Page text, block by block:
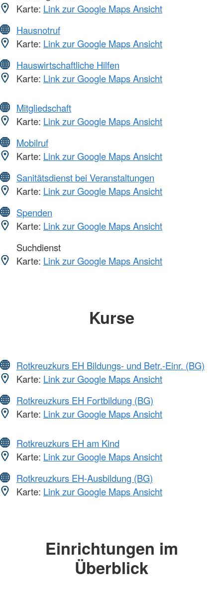
Karte: Link zur Google Maps Ansicht
Hausnotruf
Karte: Link zur Google Maps Ansicht
Hauswirtschaftliche Hilfen
Karte: Link zur Google Maps Ansicht
Mitgliedschaft
Karte: Link zur Google Maps Ansicht
Mobilruf
Karte: Link zur Google Maps Ansicht
Sanitätsdienst bei Veranstaltungen
Karte: Link zur Google Maps Ansicht
Spenden
Karte: Link zur Google Maps Ansicht
Suchdienst
Karte: Link zur Google Maps Ansicht
Kurse
Rotkreuzkurs EH Bildungs- und Betr.-Einr. (BG)
Karte: Link zur Google Maps Ansicht
Rotkreuzkurs EH Fortbildung (BG)
Karte: Link zur Google Maps Ansicht
Rotkreuzkurs EH am Kind
Karte: Link zur Google Maps Ansicht
Rotkreuzkurs EH-Ausbildung (BG)
Karte: Link zur Google Maps Ansicht
Einrichtungen im
Überblick